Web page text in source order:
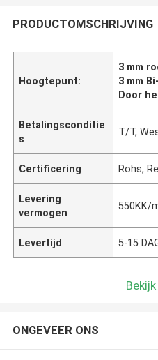
PRODUCTOMSCHRIJVING
Hoogtepunt:
3 mm
3 mm
Door
Betalingsconditie
s
T/T,
Certificering Rohs,
Levering
vermogen
550KK/
Levertijd 5-15
ONGEVEER ONS